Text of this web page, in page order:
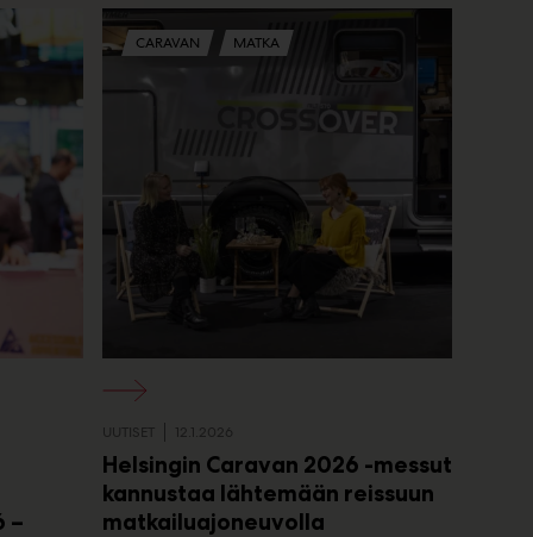
–
CARAVAN MATKA
UUTISET 12.1.2026
Helsingin Caravan 2026 -messut
kannustaa lähtemään reissuun
matkailuajoneuvolla